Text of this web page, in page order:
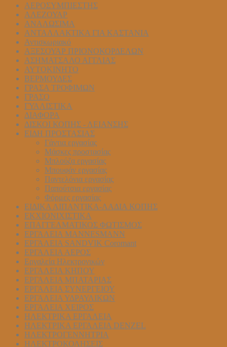
ΑΕΡΟΣΥΜΠΙΕΣΤΗΣ
ΑΛΕΖΟΥΑΡ
ΑΝΑΛΩΣΙΜΑ
ΑΝΤΑΛΛΑΚΤΙΚΑ ΓΙΑ ΚΑΣΤΑΝΙΑ
Αντισκωριακό
ΑΞΕΣΟΥΑΡ ΠΡΙΟΝΟΚΟΡΔΕΛΩΝ
ΑΣΗΜΑΤΣΑΛΟ ΑΓΓΛΙΑΣ
ΑΥΤΟΚΙΝΗΤΟ
ΒΕΡΜΟΥΔΕΣ
ΓΡΑΣΑ ΤΡΟΦΙΜΩΝ
ΓΡΑΣΟ
ΓΥΑΛΙΣΤΙΚΑ
ΔΙΑΦΟΡΑ
ΔΙΣΚΟΙ ΚΟΠΗΣ - ΛΕΙΑΝΣΗΣ
ΕΙΔΗ ΠΡΟΣΤΑΣΙΑΣ
Γάντια εργασίας
Μάσκες προστασίας
Μπλούζα εργασίας
Μπουφάν εργασίας
Παντελόνια εργασίας
Παπούτσια εργασίας
Φόρμες εργασίας
ΕΙΔΙΚΑ ΛΙΠΑΝΤΙΚΑ-ΛΑΔΙΑ ΚΟΠΗΣ
ΕΚΧΙΟΝΙΧΙΣΤΙΚΑ
ΕΠΑΓΓΕΛΜΑΤΙΚΟΣ ΦΩΤΙΣΜΟΣ
ΕΡΓΑΛΕΙΑ MANNESMANN
ΕΡΓΑΛΕΙΑ SANDVIK Coromant
ΕΡΓΑΛΕΙΑ ΑΕΡΟΣ
Εργαλεία Ηλεκτρονικών
ΕΡΓΑΛΕΙΑ ΚΗΠΟΥ
ΕΡΓΑΛΕΙΑ ΜΠΑΤΑΡΙΑΣ
ΕΡΓΑΛΕΙΑ ΣΥΝΕΡΓΕΙΟΥ
ΕΡΓΑΛΕΙΑ ΥΔΡΑΥΛΙΚΩΝ
ΕΡΓΑΛΕΙΑ ΧΕΙΡΟΣ
ΗΛΕΚΤΡΙΚΑ ΕΡΓΑΛΕΙΑ
ΗΛΕΚΤΡΙΚΑ ΕΡΓΑΛΕΙΑ DENZEL
ΗΛΕΚΤΡΟΓΕΝΝΗΤΡΙΑ
ΗΛΕΚΤΡΟΚΟΛΗΣΕΙΣ